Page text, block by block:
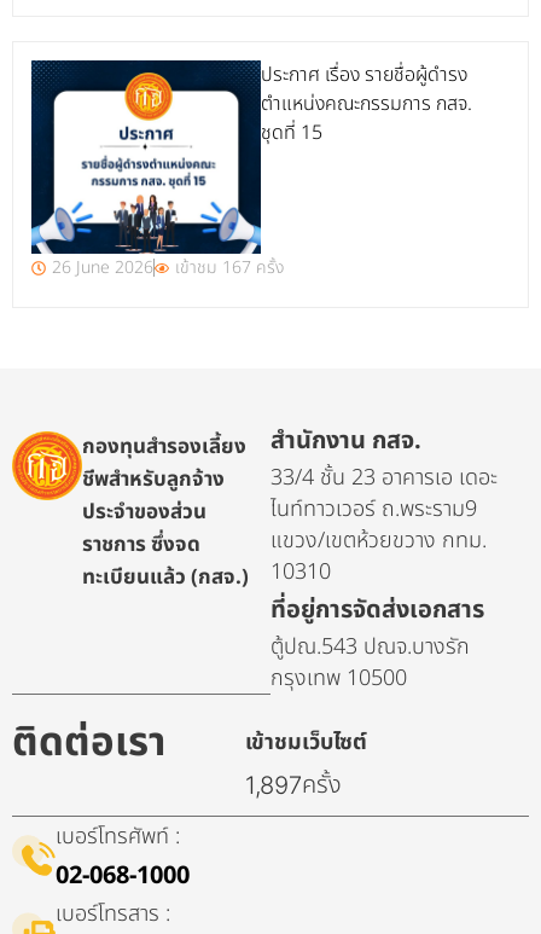
ประกาศ เรื่อง รายชื่อผู้ดำรง
ตำแหน่งคณะกรรมการ กสจ.
ชุดที่ 15
26 June 2026 เข้าชม 167 ครั้ง
กองทุนสำรองเลี้ยง
ชีพสำหรับลูกจ้าง
ประจำของส่วน
ราชการ ซึ่งจด
ทะเบียนแล้ว (กสจ.)
สำนักงาน กสจ.
33/4 ชั้น 23 อาคารเอ เดอะ
ไนท์ทาวเวอร์ ถ.พระราม9
แขวง/เขตห้วยขวาง กทม.
10310
ที่อยู่การจัดส่งเอกสาร
ตู้ปณ.543 ปณจ.บางรัก
กรุงเทพ 10500
ติดต่อเรา เข้าชมเว็บไซต์
1,897ครั้ง
เบอร์โทรศัพท์ :
02-068-1000
เบอร์โทรสาร :